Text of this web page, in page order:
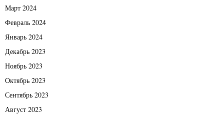
Март 2024
Февраль 2024
Январь 2024
Декабрь 2023
Ноябрь 2023
Октябрь 2023
Сентябрь 2023
Август 2023